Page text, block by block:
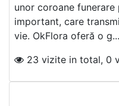
unor coroane
important, care
vie. OkFlora oferă o g...
23 vizite in total, 0